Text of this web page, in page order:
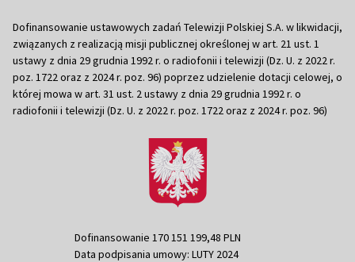
Dofinansowanie ustawowych zadań Telewizji Polskiej S.A. w likwidacji,
związanych z realizacją misji publicznej określonej w art. 21 ust. 1
ustawy z dnia 29 grudnia 1992 r. o radiofonii i telewizji (Dz. U. z 2022 r.
poz. 1722 oraz z 2024 r. poz. 96) poprzez udzielenie dotacji celowej, o
której mowa w art. 31 ust. 2 ustawy z dnia 29 grudnia 1992 r. o
radiofonii i telewizji (Dz. U. z 2022 r. poz. 1722 oraz z 2024 r. poz. 96)
Dofinansowanie 170 151 199,48 PLN
Data podpisania umowy: LUTY 2024